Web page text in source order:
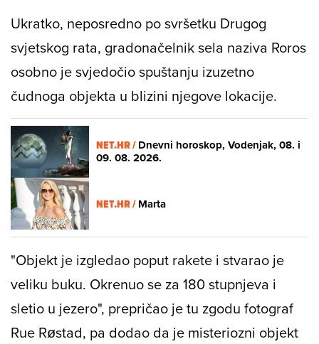
Ukratko, neposredno po svršetku Drugog
svjetskog rata, gradonačelnik sela naziva Roros
osobno je svjedočio spuštanju izuzetno
čudnoga objekta u blizini njegove lokacije.
NET.HR /Dnevni horoskop, Vodenjak, 08. i
09. 08. 2026.
NET.HR /Marta
"Objekt je izgledao poput rakete i stvarao je
veliku buku. Okrenuo se za 180 stupnjeva i
sletio u jezero", prepričao je tu zgodu fotograf
Rue Røstad, pa dodao da je misteriozni objekt